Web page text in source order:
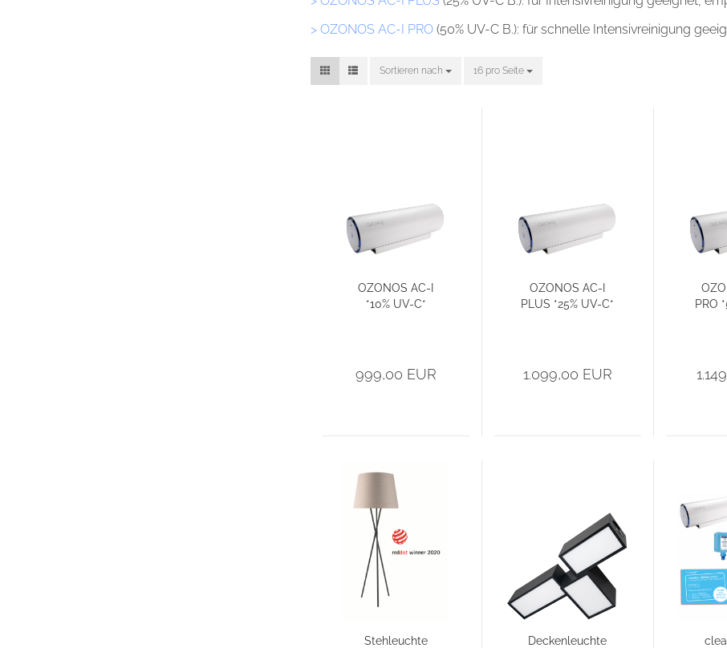
> OZONOS AC-I PRO (50% UV-C B.): für schnelle Intensivreinigung
Sortieren nach
Sortieren nach 16 pro Seite
pro Seite
OZONOS AC-I
*10% UV-C*
999,00 EUR
OZONOS AC-I
PLUS *25% UV-C*
1.099,00 EUR
PRO
Stehleuchte
Deckenleuchte